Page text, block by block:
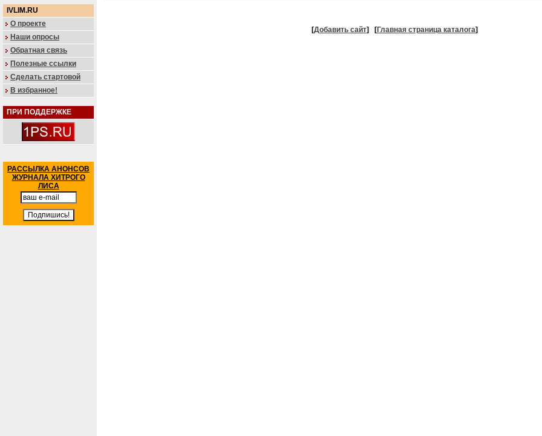
IVLIM.RU
О проекте
Наши опросы
Обратная связь
Полезные ссылки
Сделать стартовой
В избранное!
ПРИ ПОДДЕРЖКЕ
РАССЫЛКА АНОНСОВ
ЖУРНАЛА ХИТРОГО
ЛИСА
[Добавить сайт] [Главная страница каталога]